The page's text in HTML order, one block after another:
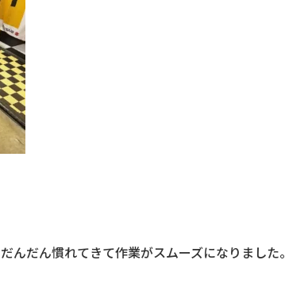
んだん慣れてきて作業がスムーズになりました。